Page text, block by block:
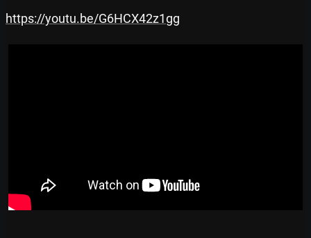
https://youtu.be/G6HCX42z1gg